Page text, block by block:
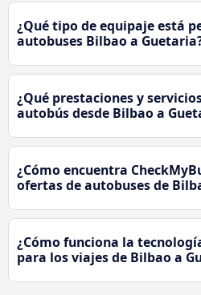
¿Qué tipo de equipaje está
autobuses Bilbao a
¿Qué prestaciones y
autobús desde Bilbao a
¿Cómo encuentra
ofertas de autobuses de
¿Cómo funciona la
para los viajes de Bilbao a